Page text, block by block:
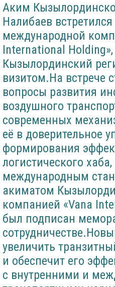
Аким
Налибаев
международной
International
Кызылординский
визитом.На встрече
вопросы развития
воздушного
современных
её в доверительное
формирования
логистического
международным
акиматом
компанией «Vana
был подписан
увеличить
и обеспечит его
с внутренними и